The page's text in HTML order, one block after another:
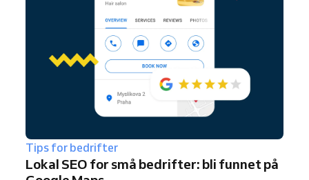
Tips for bedrifter
Lokal SEO for små bedrifter: bli funnet på